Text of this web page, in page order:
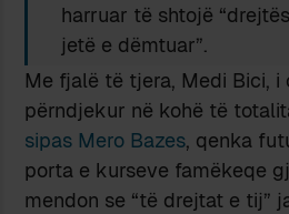
harruar të shtojë
jetë e dëmtuar”.
Me fjalë të tjera, Medi Bici, i
përndjekur në kohë të
sipas Mero Bazes, qenka
porta e kurseve famëkeqe
mendon se “të drejtat e tij”